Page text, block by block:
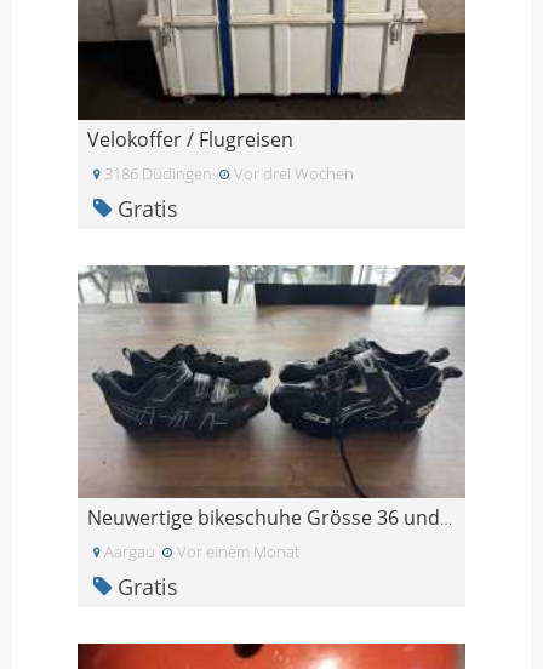
Velokoffer / Flugreisen
3186 Düdingen Vor drei Wochen
Gratis
Neuwertige bikeschuhe Grösse 36 und 39
Aargau Vor einem Monat
Gratis